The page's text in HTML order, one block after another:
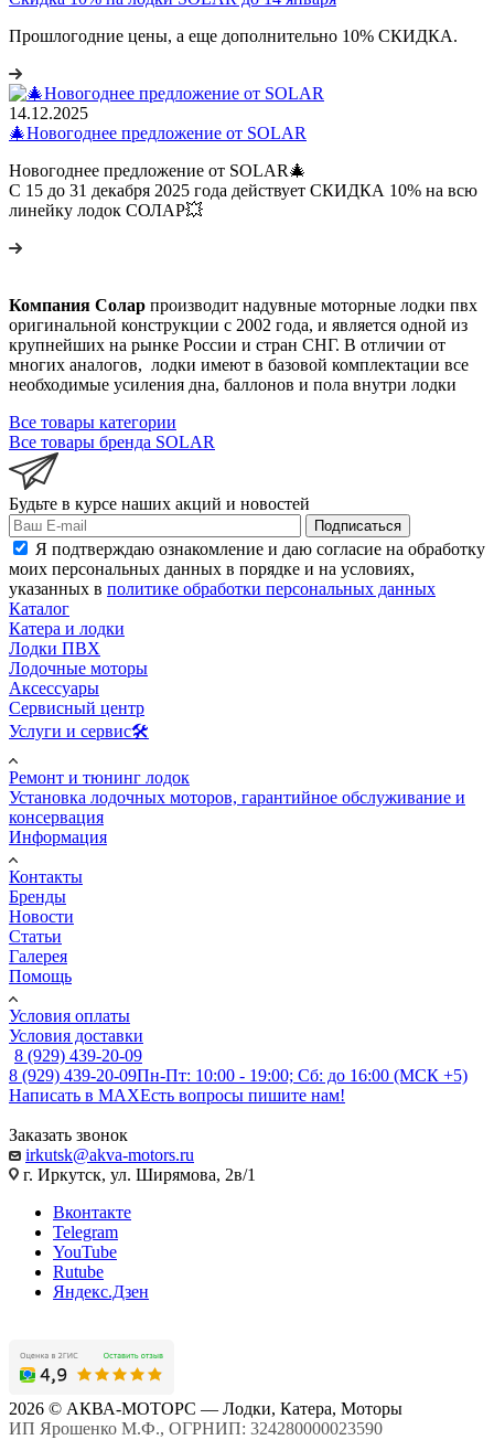
Прошлогодние цены, а еще дополнительно 10% СКИДКА.
14.12.2025
🎄Новогоднее предложение от SOLAR
Новогоднее предложение от SOLAR🎄
С 15 до 31 декабря 2025 года действует СКИДКА 10% на всю
линейку лодок СОЛАР💥
Компания Солар производит надувные моторные лодки пвх
оригинальной конструкции с 2002 года, и является одной из
крупнейших на рынке России и стран СНГ. В отличии от
многих аналогов, лодки имеют в базовой комплектации все
необходимые усиления дна, баллонов и пола внутри лодки
Все товары категории
Все товары бренда SOLAR
Будьте в курсе наших акций и новостей
Подписаться
Я подтверждаю ознакомление и даю согласие на обработку
моих персональных данных в порядке и на условиях,
указанных в политике обработки персональных данных
Каталог
Катера и лодки
Лодки ПВХ
Лодочные моторы
Аксессуары
Сервисный центр
Услуги и сервис🛠️
Ремонт и тюнинг лодок
Установка лодочных моторов, гарантийное обслуживание и
консервация
Информация
Контакты
Бренды
Новости
Статьи
Галерея
Помощь
Условия оплаты
Условия доставки
8 (929) 439-20-09
8 (929) 439-20-09Пн-Пт: 10:00 - 19:00; Сб: до 16:00 (МСК +5)
Написать в MAXЕсть вопросы пишите нам!
Заказать звонок
irkutsk@akva-motors.ru
г. Иркутск, ул. Ширямова, 2в/1
Вконтакте
Telegram
YouTube
Rutube
Яндекс.Дзен
2026 © АКВА-МОТОРС — Лодки, Катера, Моторы
ИП Ярошенко М.Ф., ОГРНИП: 324280000023590